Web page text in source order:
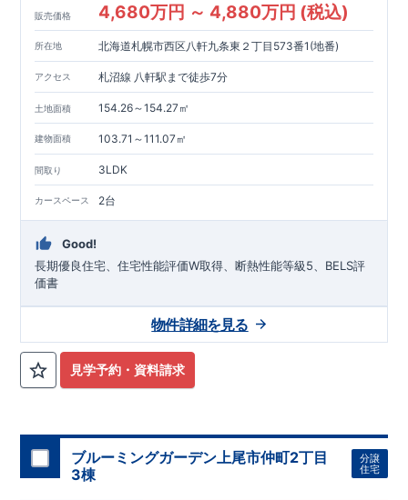
耐震等級
取得
もっと詳しく
◇国が定めた耐震等級で最高の3を取得建築基準法で定められ
た、｢数百年に一度発生する地震に対して、倒壊、崩壊しな
す。
安心の長期優良住宅！
もっと詳しく
◇東栄住宅は、全7 つの技術基準のうち、
◇長期優良住宅とは、｢良い家を作って、きちんと手入れをし
て、長く大切に使う｣ことを目的とした認定制度。住宅ローン減
税、固定資産税などの税制優遇を受けられるだけでなく、中古
市場でも、長期優良住宅が有利に働きます。
住宅性能評価ダブル取得！
◇設計住宅性能評価：建物設計段階で、国が認めた第三機関が
評価しております。
◇建設住宅性能評価：評価を受けた図面通りに施工されている
か、建設までに計
けでなく、「現場の施工状況」を検査した上で、品質を保証し
ております
アフターサポート
もっと詳しく
◇最大
を実施
◇お引渡しからが本当のお付き合いだと考え、アフターサービ
スを外部の業者に委託せず、東栄住宅グループ「東栄ホームサ
ービス株式会社」にて責任をもって対応いたします。
■
住まいの工夫をショート動画でご紹介中
みたい」といった段階でも大歓迎です。 お子さま連れでのご見
学はもちろん、資金計画や住宅ローンについてのご相談も丁寧
に対応いたします。 ​
大宮営業所までお気軽にどうぞ。
販売価格 4,680万円 ～ 4,880万円 (税込)
所在地 北海道札幌市西区八軒九条東２丁目573番1(地番)
アクセス 札沼線 八軒駅まで徒歩7分
土地面積 154.26～154.27㎡
建物面積 103.71～111.07㎡
間取り 3LDK
カースペース 2台
Good!
長期優良住宅、住宅性能評価W取得、断熱性能等級5、BELS評
価書
見学予約・資料請求
物件詳細を見る
ブルーミングガーデン上尾市仲町2丁目
3棟
分譲
住宅